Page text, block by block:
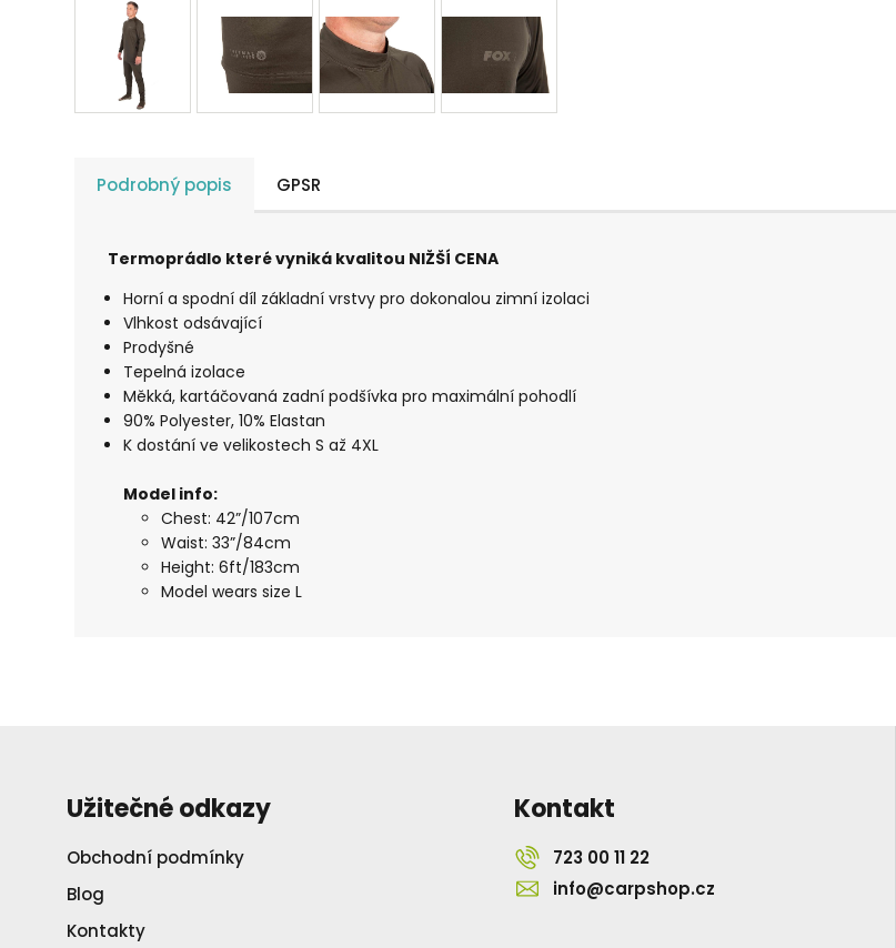
Podrobný popis GPSR
Termoprádlo které vyniká kvalitou NIŽŠÍ CENA
Horní a spodní díl základní vrstvy pro dokonalou zimní izolaci
Vlhkost odsávající
Prodyšné
Tepelná izolace
Měkká, kartáčovaná zadní podšívka pro maximální pohodlí
90% Polyester, 10% Elastan
K dostání ve velikostech S až 4XL
Model info:
Chest: 42”/107cm
Waist: 33”/84cm
Height: 6ft/183cm
Model wears size L
Užitečné odkazy
Obchodní podmínky
Blog
Kontakty
Kontakt
723 00 11 22
info@carpshop.cz